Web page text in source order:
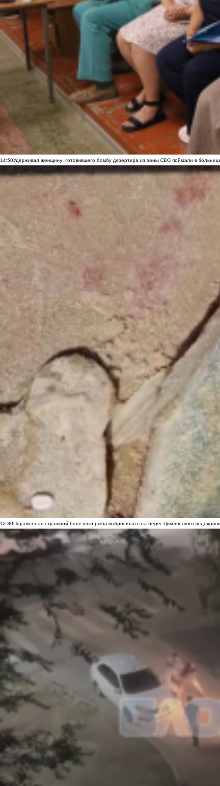
14:50Удерживал женщину: готовившего бомбу дезертира из зоны СВО поймали в
12:30Пораженная страшной болезнью рыба выбросилась на берег Цимлянского